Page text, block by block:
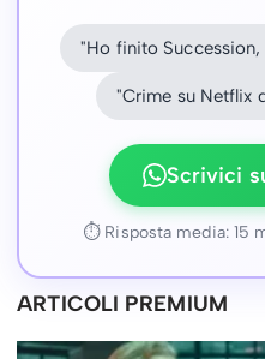
"Ho finito
"Crime su Netflix
Scrivici
⏱ Risposta media: 15
ARTICOLI PREMIUM